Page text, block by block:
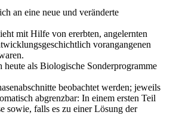
an eine neue und veränderte
mit Hilfe von ererbten, angelernten
vorangangenen
heute als Biologische Sonderprogramme
beobachtet werden; jeweils
abgrenzbar: In einem ersten Teil
sowie, falls es zu einer Lösung der